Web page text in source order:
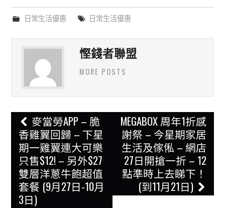
日常生活優惠 日常生活優惠
慳錢者聯盟
MORE POSTS
Post
navigation
麥當勞APP – 脆
香雞翼回歸 – 下星
期一雞翼連大可樂
只售$12! – 另外$27
雙層洋蔥牛飽超值
套餐 (9月27日-10月
3日)
MEGABOX 周年1折感
謝祭 – 今星期家居
生活及傢俬 – 網店
27日開搶一折 – 12
點準時上去睇下！
(到11月21日)